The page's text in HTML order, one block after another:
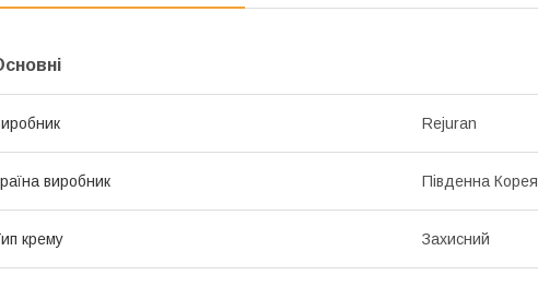
Rejuran
виробник Південна Корея
крему Захисний